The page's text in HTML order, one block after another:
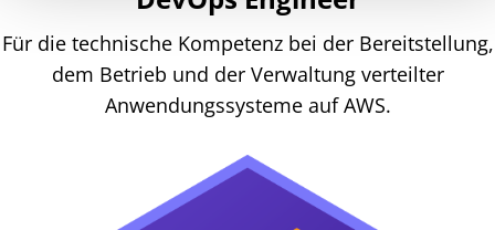
Für die technische Kompetenz bei der Bereitstellung,
dem Betrieb und der Verwaltung verteilter
Anwendungssysteme auf AWS.